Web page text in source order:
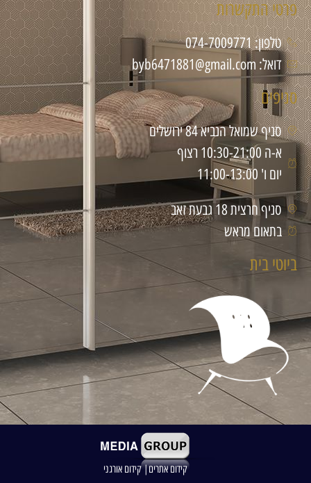
פרטי התקשרות
טלפון: 074-7009771
דואל: byb6471881@gmail.com
סניפים
סניף שמואל הנביא 84 ירושלים
א-ה 10:30-21:00 רצוף
יום ו' 11:00-13:00
סניף חרצית 18 גבעת זאב
בתאום מראש
ביוטי בית
קידום אתרים| קידום אורגני